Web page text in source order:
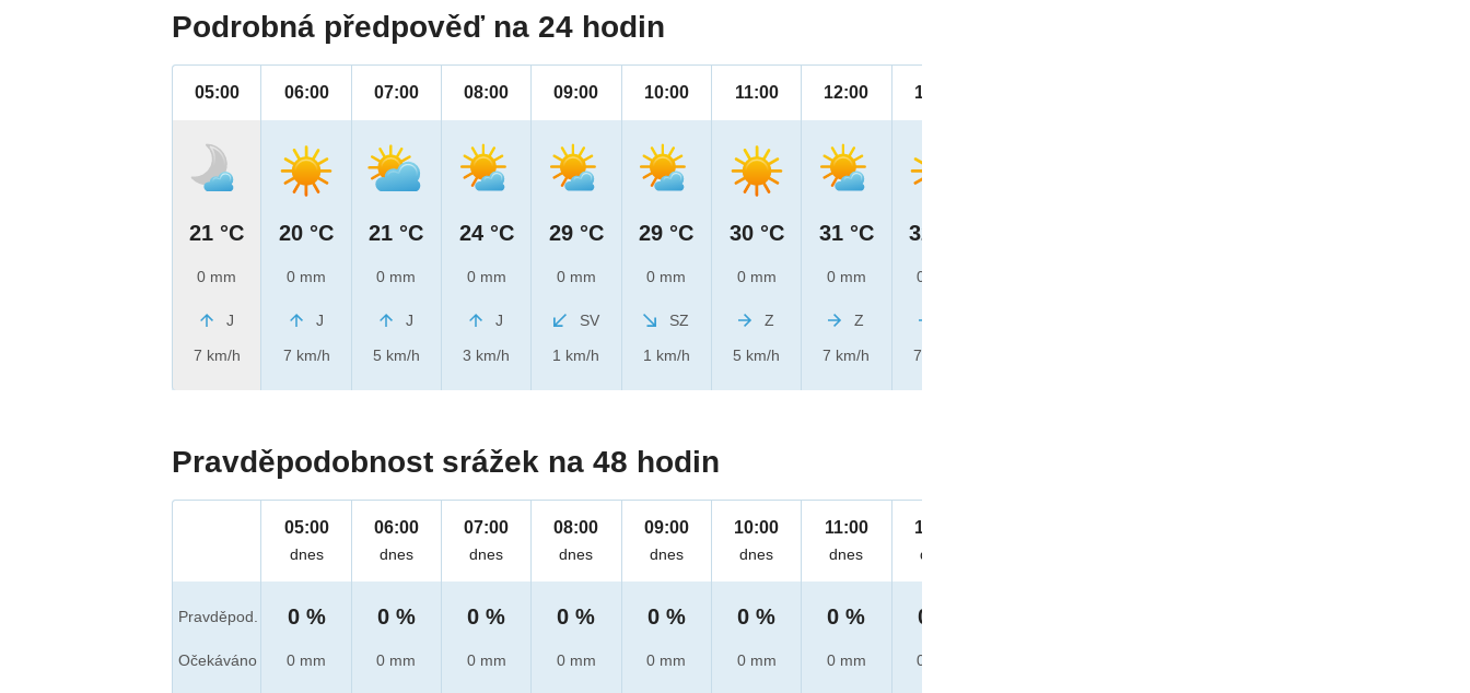
Podrobná předpověď na 24 hodin
05:00
21 °C
0 mm
J
7 km/h
06:00
20 °C
0 mm
J
7 km/h
07:00
21 °C
0 mm
J
5 km/h
08:00
24 °C
0 mm
J
3 km/h
09:00
29 °C
0 mm
SV
1 km/h
10:00
29 °C
0 mm
SZ
1 km/h
11:00
30 °C
0 mm
Z
5 km/h
12:00
31 °C
0 mm
Z
7 km/h
13:00
32 °C
0 mm
7 km/h
Pravděpodobnost srážek na 48 hodin
Pravděpod.
Očekáváno
05:00
dnes
0 %
0 mm
06:00
dnes
0 %
0 mm
07:00
dnes
0 %
0 mm
08:00
dnes
0 %
0 mm
09:00
dnes
0 %
0 mm
10:00
dnes
0 %
0 mm
11:00
dnes
0 %
0 mm
12:00
dnes
0 %
0 mm